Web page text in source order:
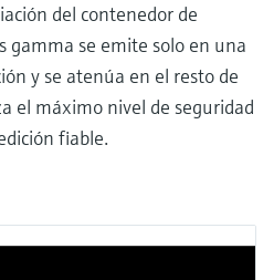
del contenedor de
gamma se emite solo en una
y se atenúa en el resto de
el máximo nivel de seguridad
fiable.